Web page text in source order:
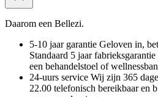
Daarom een Bellezi.
5-10 jaar garantie Geloven in,
Standaard 5 jaar
een behandelstoel of
24-uurs service Wij zijn 365
22.00 telefonisch bereikbaar en